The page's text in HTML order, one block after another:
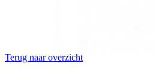
Terug naar overzicht